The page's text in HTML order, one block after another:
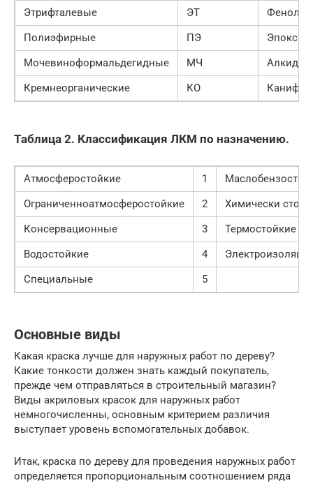
Этрифталевые
ЭТ
Полиэфирные
ПЭ
Мочевиноформальдегидные
МЧ
Кремнеорганические
КО
Таблица 2. Классификация ЛКМ по назначению.
Атмосферостойкие 1
Ограниченноатмосферостойкие
2
Химически
Консервационные
3
Термостойкие
Водостойкие
4
Специальные
5
Основные виды
Какая краска лучше для наружных работ по дереву?
Какие тонкости должен знать каждый покупатель,
прежде чем отправляться в строительный магазин?
Виды акриловых красок для наружных работ
немногочисленны, основным критерием различия
выступает уровень вспомогательных добавок.
Итак, краска по дереву для проведения наружных работ
определяется пропорциональным соотношением ряда